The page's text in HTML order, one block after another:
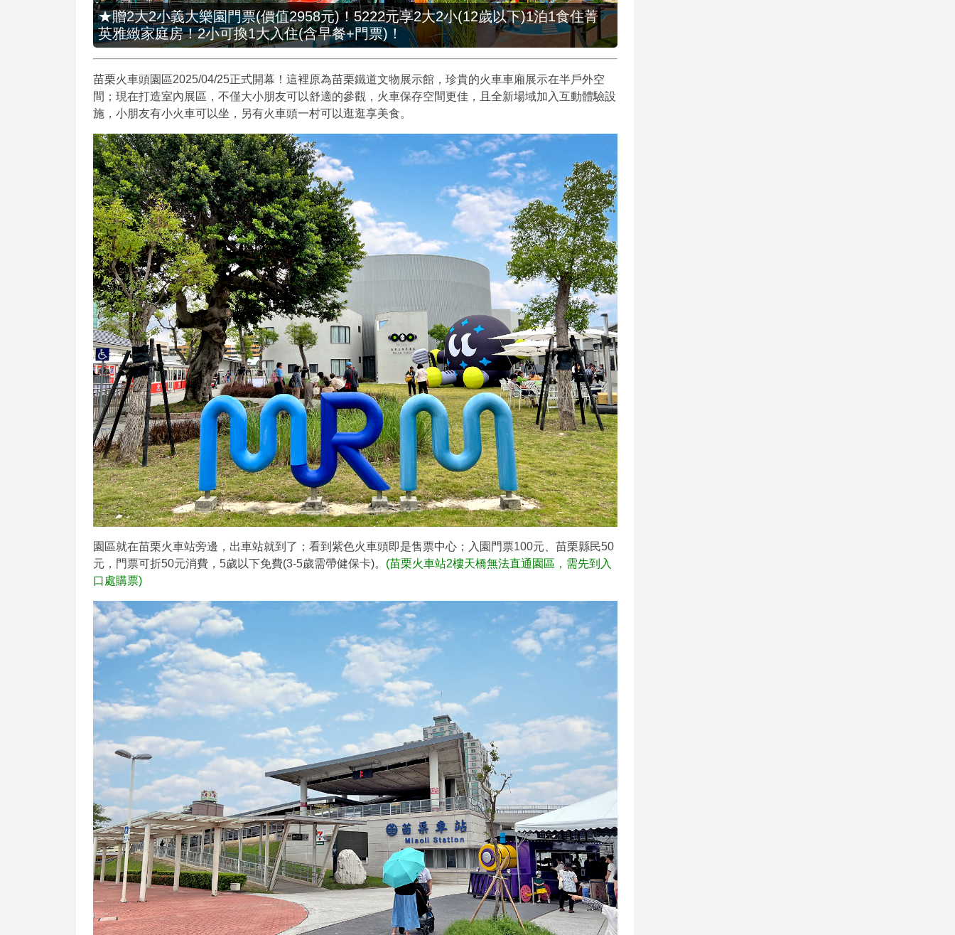
★贈2大2小義大樂園門票(價值2958元)！5222元享2大2小(12歲以下)1泊1食住菁
英雅緻家庭房！2小可換1大入住(含早餐+門票)！
苗栗火車頭園區2025/04/25正式開幕！這裡原為苗栗鐵道文物展示館，珍貴的火車車廂展示在半戶外空
間；現在打造室內展區，不僅大小朋友可以舒適的參觀，火車保存空間更佳，且全新場域加入互動體驗設
施，小朋友有小火車可以坐，另有火車頭一村可以逛逛享美食。
園區就在苗栗火車站旁邊，出車站就到了；看到紫色火車頭即是售票中心；入園門票100元、苗栗縣民50
元，門票可折50元消費，5歲以下免費(3-5歲需帶健保卡)。 (苗栗火車站2樓天橋無法直通園區，需先到入
口處購票)